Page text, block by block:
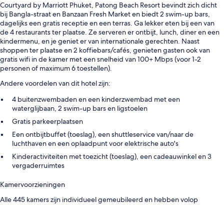
Courtyard by Marriott Phuket, Patong Beach Resort bevindt zich dicht
bij Bangla-straat en Banzaan Fresh Market en biedt 2 swim-up bars,
dagelijks een gratis receptie en een terras. Ga lekker eten bij een van
de 4 restaurants ter plaatse. Ze serveren er ontbijt, lunch, diner en een
kindermenu, en je geniet er van internationale gerechten. Naast
shoppen ter plaatse en 2 koffiebars/cafés, genieten gasten ook van
gratis wifi in de kamer met een snelheid van 100+ Mbps (voor 1-2
personen of maximum 6 toestellen).
Andere voordelen van dit hotel zijn:
4 buitenzwembaden en een kinderzwembad met een
waterglijbaan, 2 swim-up bars en ligstoelen
Gratis parkeerplaatsen
Een ontbijtbuffet (toeslag), een shuttleservice van/naar de
luchthaven en een oplaadpunt voor elektrische auto's
Kinderactiviteiten met toezicht (toeslag), een cadeauwinkel en 3
vergaderruimtes
Kamervoorzieningen
Alle 445 kamers zijn individueel gemeubileerd en hebben volop